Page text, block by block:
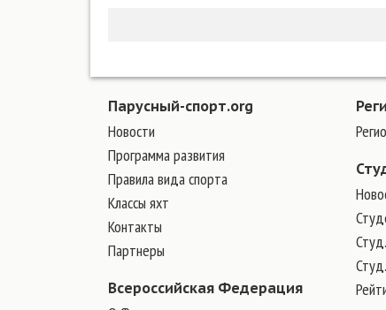
Парусный-спорт.org
Новости
Программа развития
Правила вида спорта
Классы яхт
Контакты
Партнеры
Всероссийская Федерация